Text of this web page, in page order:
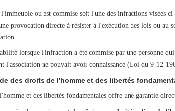
où est commise soit l'une des infractions visées
provocation directe à résister à l'exécution des lois ou au
lorsque l'infraction a été commise par une personne
l'association ne pouvait avoir connaissance (Loi du 9-12-
des droits de l'homme et des libertés
et des libertés fondamentales offre une garantie